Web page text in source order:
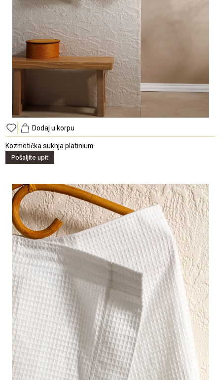
Dodaj u korpu
Kozmetička suknja platinium
Pošaljite upit